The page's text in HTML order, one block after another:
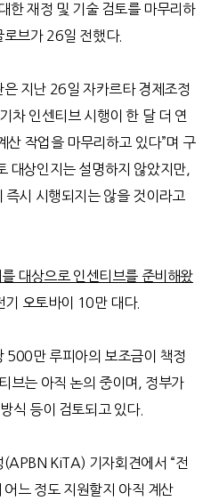
한 재정 및 기술 검토를 마무리하
로브가 26일 전했다.
은 지난 26일 자카르타 경제조정
차 인센티브 시행이 한 달 더 연
산 작업을 마무리하고 있다”며 구
대상인지는 설명하지 않았지만,
즉시 시행되지는 않을 것이라고
대상으로 인센티브를 준비해왔
기 오토바이 10만 대다.
500만 루피아의 보조금이 책정
브는 아직 논의 중이며
정부가
식 등이 검토되고 있다.
(APBN KiTA) 기자회견에서 “전
어느 정도 지원할지 아직 계산